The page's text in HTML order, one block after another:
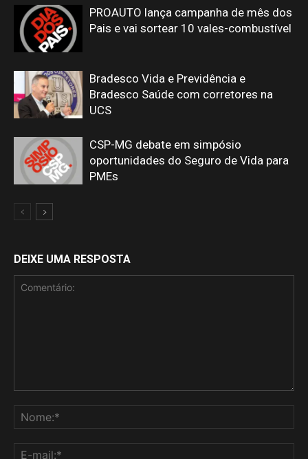
PROAUTO lança campanha de mês dos
Pais e vai sortear 10 vales-combustível
Bradesco Vida e Previdência e
Bradesco Saúde com corretores na
UCS
CSP-MG debate em simpósio
oportunidades do Seguro de Vida para
PMEs
DEIXE UMA RESPOSTA